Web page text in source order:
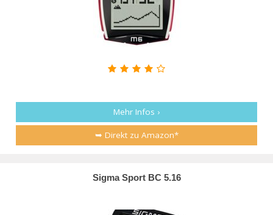
Mehr Infos ›
➥ Direkt zu Amazon*
Sigma Sport BC 5.16